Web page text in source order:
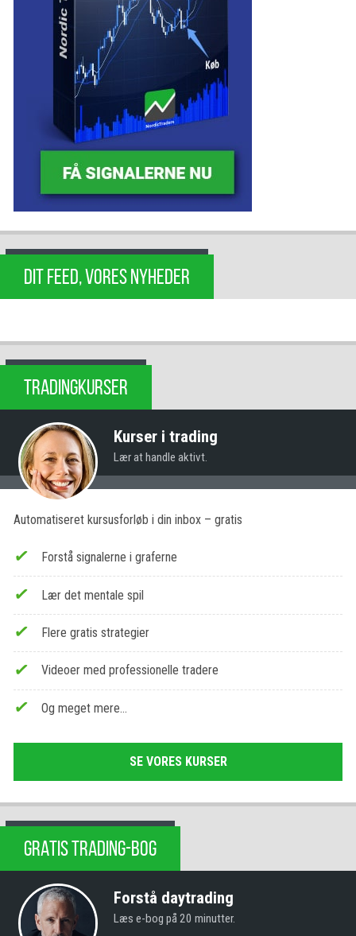
DIT FEED, VORES NYHEDER
TRADINGKURSER
Kurser i trading
Lær at handle aktivt.
Automatiseret kursusforløb i din inbox – gratis
Forstå signalerne i graferne
Lær det mentale spil
Flere gratis strategier
Videoer med professionelle tradere
Og meget mere…
SE VORES KURSER
GRATIS TRADING-BOG
Forstå daytrading
Læs e-bog på 20 minutter.